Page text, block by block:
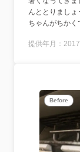
んととりまし
ちゃんがちかく
提供年月：
Before